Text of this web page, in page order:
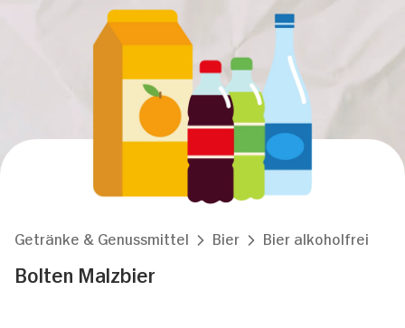
Getränke & Genussmittel Bier Bier alkoholfrei
Bolten Malzbier